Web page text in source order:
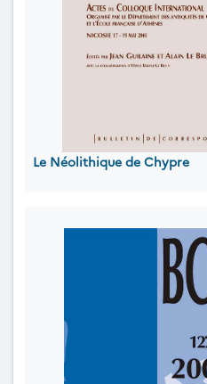
Le Néolithique de Chypre